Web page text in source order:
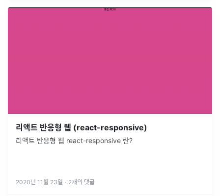
리액트 반응형 웹 (react-responsive)
리액트 반응형 웹 react-responsive 란?
2020년 11월 23일 · 2개의 댓글